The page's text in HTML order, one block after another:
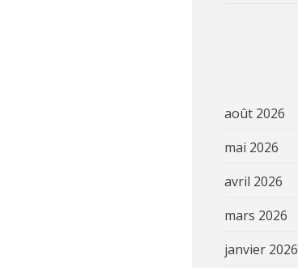
août 2026
mai 2026
avril 2026
mars 2026
janvier 2026